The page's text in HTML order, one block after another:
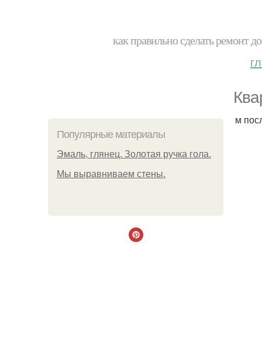
как правильно сделать ремонт
Популярные материалы
Эмаль, глянец. Золотая ручка гола.
Мы выравниваем стены.
м